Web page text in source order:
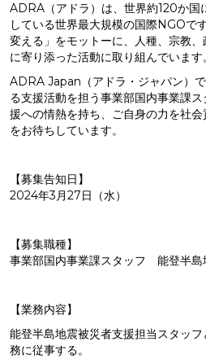
ADRA（アドラ）は、世界約120か国
している世界最大規模の国際NGOで
変える」をモットーに、人種、宗教
に寄り添った活動に取り組んでいます。
ADRA Japan（アドラ・ジャパン）
る支援活動を担う事業部国内事業課
援への情熱を持ち、ご自身の力を社
をお待ちしています。
【募集告知日】
2024年3月27日（水）
【募集職種】
事業部国内事業課スタッフ 能登半島
【業務内容】
能登半島地震被災者支援担当スタッ
務に従事する。